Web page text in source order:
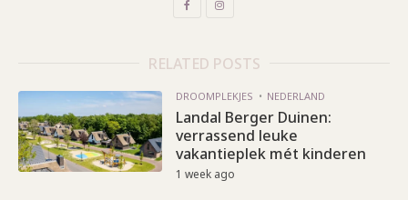
RELATED POSTS
DROOMPLEKJES NEDERLAND
Landal Berger Duinen:
verrassend leuke
vakantieplek mét kinderen
1 week ago